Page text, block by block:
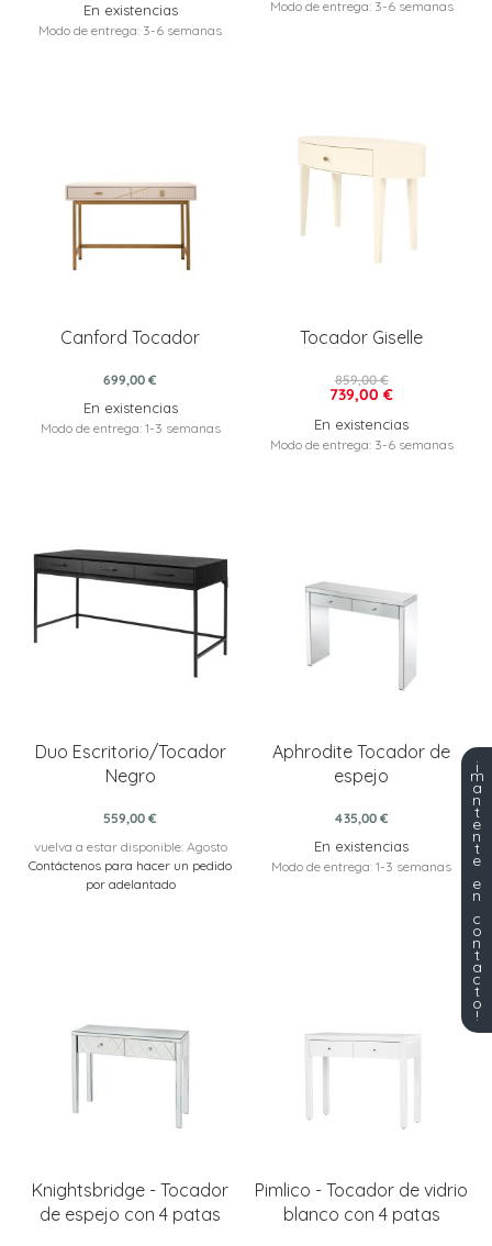
En existencias
Modo de entrega: 3-6 semanas
Modo de entrega: 3-6 semanas
Canford Tocador
699,00 €
En existencias
Modo de entrega: 1-3 semanas
Tocador Giselle
739,00 €
859,00 €
En existencias
Modo de entrega: 3-6 semanas
Duo Escritorio/Tocador
Negro
559,00 €
vuelva a estar disponible: Agosto
Contáctenos para hacer un pedido
por adelantado
Aphrodite Tocador de
espejo
435,00 €
En existencias
Modo de entrega: 1-3 semanas
Knightsbridge - Tocador
de espejo con 4 patas
Pimlico - Tocador de vidrio
blanco con 4 patas
¡
m
a
n
t
e
n
t
e
e
n
c
o
n
t
a
c
t
o
!